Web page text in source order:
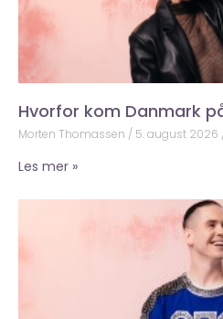
Hvorfor kom Danmark
Morten Thomassen 5. august 2026
Les mer »